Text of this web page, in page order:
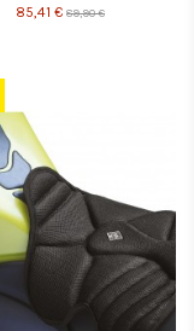
85,41 € 89,90 €